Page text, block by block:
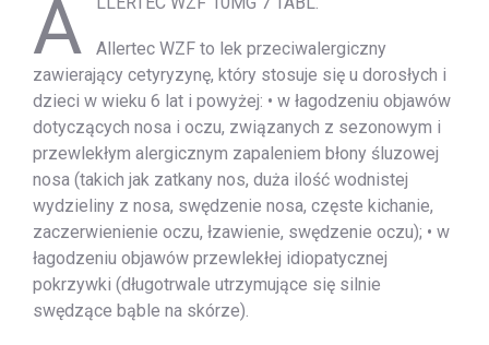
A
Allertec WZF to lek przeciwalergiczny
zawierający cetyryzynę, który stosuje się u dorosłych i
dzieci w wieku 6 lat i powyżej: • w łagodzeniu objawów
dotyczących nosa i oczu, związanych z sezonowym i
przewlekłym alergicznym zapaleniem błony śluzowej
nosa (takich jak zatkany nos, duża ilość wodnistej
wydzieliny z nosa, swędzenie nosa, częste kichanie,
zaczerwienienie oczu, łzawienie, swędzenie oczu); • w
łagodzeniu objawów przewlekłej idiopatycznej
pokrzywki (długotrwale utrzymujące się silnie
swędzące bąble na skórze).